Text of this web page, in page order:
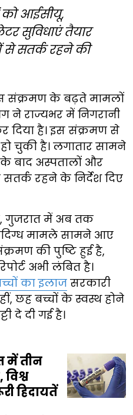
आईसीयू,
सुविधाएं तैयार
से सतर्क रहने की
संक्रमण के बढ़ते मामलों
ने राज्यभर में निगरानी
दिया है। इस संक्रमण से
चुकी है। लगातार सामने
बाद अस्पतालों और
सतर्क रहने के निर्देश दिए
गुजरात में अब तक
मामले सामने आए
की पुष्टि हुई है,
अभी लंबित है।
का इलाज सरकारी
छह बच्चों के स्वस्थ होने
दे दी गई है।
में तीन
हिदायतें